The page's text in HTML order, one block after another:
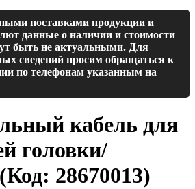
поставками продукции и
данные о наличии и стоимости
быть не актуальными. Для
сведений просим обращаться к
по телефонам указанным на
кабель для
головки/
(Код: 28670013)